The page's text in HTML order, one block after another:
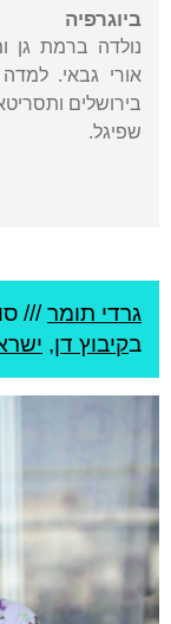
ביוגרפיה
נולדה ברמת גן
אורי גבאי.
בירושלים
שפיגל.
גרדי תומר///
בקיבוץ דן,